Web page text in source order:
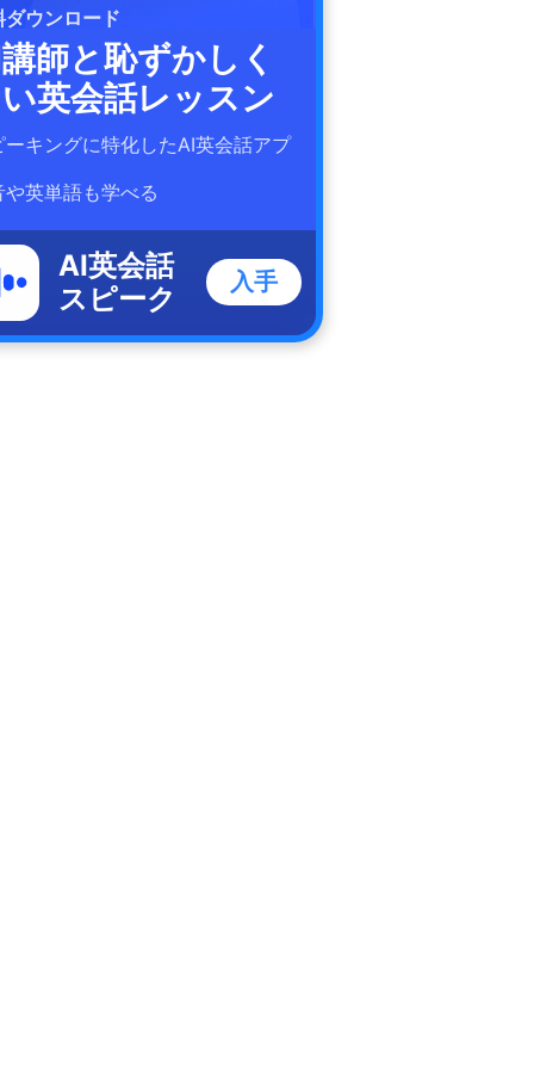
ダウンロード
師と恥ずかしく
英会話レッスン
ーキングに特化したAI英会話アプ
や英単語も学べる
AI英会話
スピーク
入手